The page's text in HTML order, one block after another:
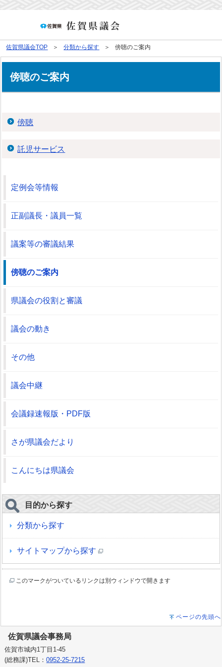
佐賀県議会TOP 分類から探す 傍聴のご案内
傍聴のご案内
傍聴
託児サービス
定例会等情報
正副議長・議員一覧
議案等の審議結果
傍聴のご案内
県議会の役割と審議
議会の動き
その他
議会中継
会議録速報版・PDF版
さが県議会だより
こんにちは県議会
目的から探す
分類から探す
サイトマップから探す
このマークがついているリンクは別ウィンドウで開きます
ページの先頭へ
佐賀県議会事務局
佐賀市城内1丁目1-45
(総務課)TEL：0952-25-7215